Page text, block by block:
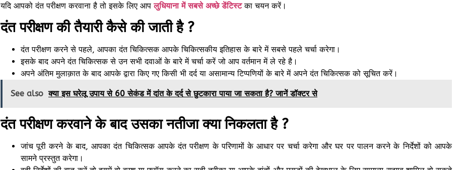
यदि आपको दंत परीक्षण करवाना है तो इसके लिए आपलुधियाना में सबसे अच्छे डेंटिस्टका चयन करें।
दंत परीक्षण की तैयारी कैसे की जाती है ?
दंत परीक्षण करने से पहले, आपका दंत चिकित्सक आपके चिकित्सकीय इतिहास के बारे में सबसे पहले चर्चा करेगा।
इसके बाद अपने दंत चिकित्सक से उन सभी दवाओं के बारे में चर्चा करें जो आप वर्तमान में ले रहे है।
अपने अंतिम मुलाक़ात के बाद आपके द्वारा किए गए किसी भी दर्द या असामान्य टिप्पणियों के बारे में अपने दंत चिकित्सक को सूचित करें।
See also क्या इस घरेलू उपाय से 60 सेकंड में दांत के दर्द से छुटकारा पाया जा सकता है? जानें डॉक्टर से
दंत परीक्षण करवाने के बाद उसका नतीजा क्या निकलता है ?
जांच पूरी करने के बाद, आपका दंत चिकित्सक आपके दंत परीक्षण के परिणामों के आधार पर चर्चा करेगा और घर पर पालन करने के निर्देशों को आपके
सामने प्रस्तुत करेगा।